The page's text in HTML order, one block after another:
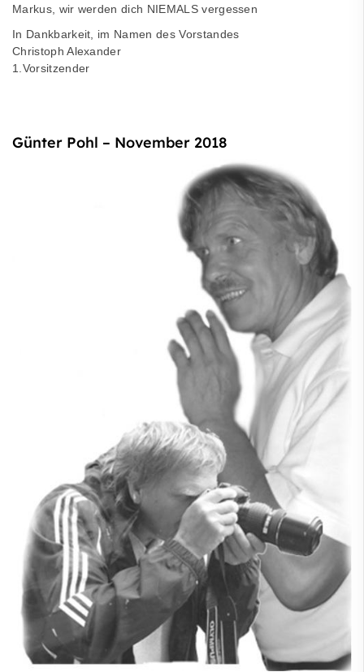
Markus, wir werden dich NIEMALS vergessen
In Dankbarkeit, im Namen des Vorstandes
Christoph Alexander
1.Vorsitzender
Günter Pohl – November 2018